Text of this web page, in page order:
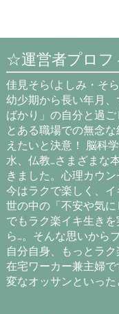
☆運営者プロ
佳見そら(よしみ・そら
幼少期から長い年月
ばかり」の自分と過ご
とある職場での無念
えたいと決意！ 脳科
水、仏教…さまざまな
きました。心理カウ
今はラクで楽しく、
世の中の「不安や気
でもラク楽イキ生き
ら…。そんな思いから
自分自身、もっとラ
在宅ワーカー兼主婦
変なオッサンといっ